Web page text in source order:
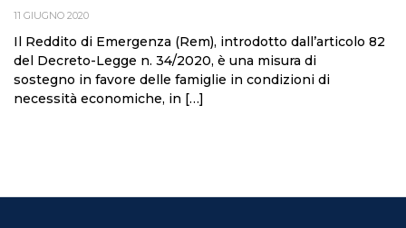
11 GIUGNO 2020
Il Reddito di Emergenza (Rem), introdotto dall’articolo 82
del Decreto-Legge n. 34/2020, è una misura di
sostegno in favore delle famiglie in condizioni di
necessità economiche, in […]